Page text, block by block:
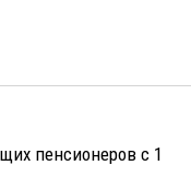
пенсионеров с 1